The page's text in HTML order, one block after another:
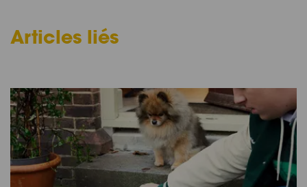
Articles liés